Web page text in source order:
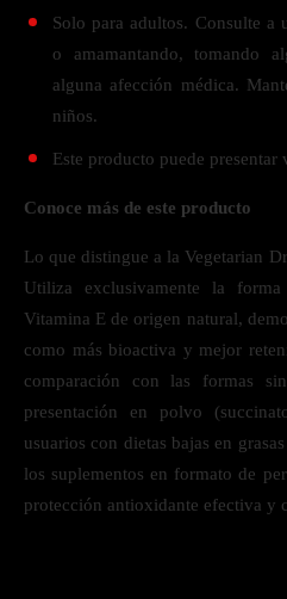
Solo para adultos. Consulte a
o amamantando, tomando
alguna afección médica.
niños.
Este producto puede
Conoce más de este producto
Lo que distingue a la Vegetarian
Utiliza exclusivamente la
Vitamina E de origen natural,
como más bioactiva y mejor
comparación con las formas
presentación en polvo
usuarios con dietas bajas en
los suplementos en formato de
protección antioxidante efectiva y